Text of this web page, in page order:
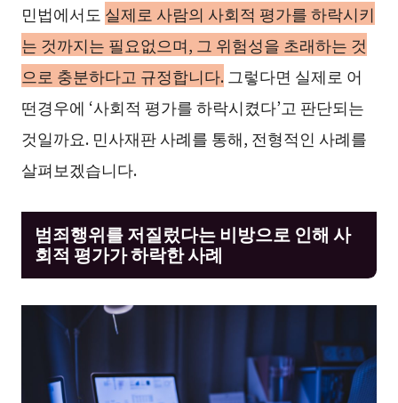
민법에서도 실제로 사람의 사회적 평가를 하락시키
는 것까지는 필요없으며, 그 위험성을 초래하는 것
으로 충분하다고 규정합니다.그렇다면 실제로 어
떤경우에 ‘사회적 평가를 하락시켰다’고 판단되는
것일까요. 민사재판 사례를 통해, 전형적인 사례를
살펴보겠습니다.
범죄행위를 저질렀다는 비방으로 인해 사
회적 평가가 하락한 사례